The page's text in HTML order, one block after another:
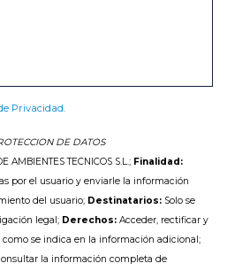
Privacidad.
DE DATOS
AMBIENTES TECNICOS S.L.; Finalidad:
por el usuario y enviarle la información
del usuario; Destinatarios: Solo se
legal; Derechos: Acceder, rectificar y
se indica en la información adicional;
la información completa de